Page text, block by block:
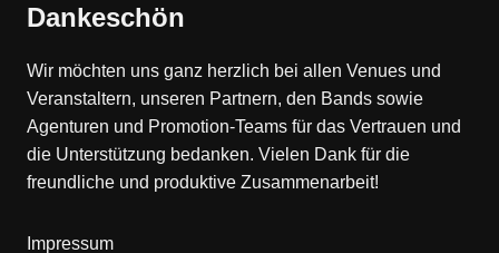
Dankeschön
Wir möchten uns ganz herzlich bei allen Venues und
Veranstaltern, unseren Partnern, den Bands sowie
Agenturen und Promotion-Teams für das Vertrauen und
die Unterstützung bedanken. Vielen Dank für die
freundliche und produktive Zusammenarbeit!
Impressum